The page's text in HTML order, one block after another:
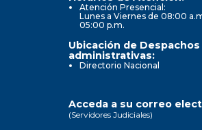
Atención Presencial:
Lunes a Viernes de 08:00
05:00 p.m.
Ubicación de
administrativas:
Directorio Nacional
Acceda a su correo
(Servidores Judiciales)